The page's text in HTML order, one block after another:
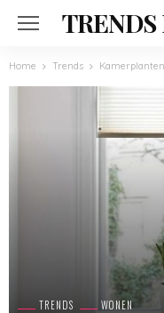
Home Trends
TRENDS WONEN